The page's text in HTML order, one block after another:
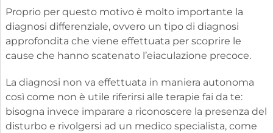
Proprio per questo motivo è molto importante la
diagnosi differenziale, ovvero un tipo di diagnosi
approfondita che viene effettuata per scoprire le
cause che hanno scatenato l’eiaculazione precoce.
La diagnosi non va effettuata in maniera autonoma
così come non è utile riferirsi alle terapie fai da te:
bisogna invece imparare a riconoscere la presenza del
disturbo e rivolgersi ad un medico specialista, come